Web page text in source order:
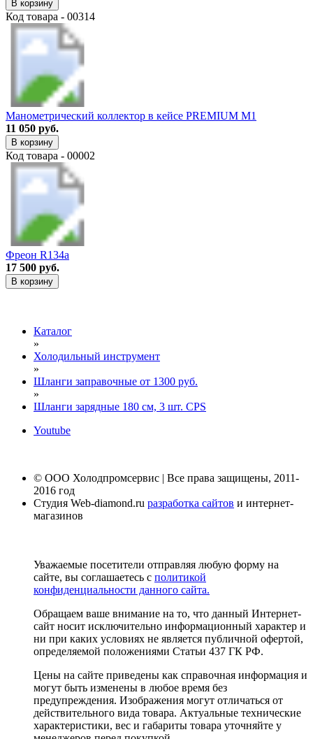
В корзину
Код товара - 00314
Манометрический коллектор в кейсе PREMIUM M1
11 050 руб.
В корзину
Код товара - 00002
Фреон R134a
17 500 руб.
В корзину
Каталог
»
Холодильный инструмент
»
Шланги заправочные от 1300 руб.
»
Шланги зарядные 180 см, 3 шт. CPS
Youtube
© ООО Холодпромсервис | Все права защищены, 2011-
2016 год
Студия Web-diamond.ru разработка сайтов и интернет-
магазинов
Уважаемые посетители отправляя любую форму на
сайте, вы соглашаетесь с политикой
конфиденциальности данного сайта.
Обращаем ваше внимание на то, что данный Интернет-
сайт носит исключительно информационный характер и
ни при каких условиях не является публичной офертой,
определяемой положениями Статьи 437 ГК РФ.
Цены на сайте приведены как справочная информация и
могут быть изменены в любое время без
предупреждения. Изображения могут отличаться от
действительного вида товара. Актуальные технические
характеристики, вес и габариты товара уточняйте у